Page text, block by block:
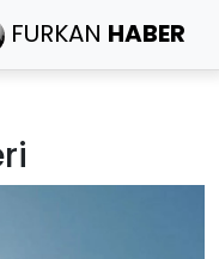
FURKAN HABER